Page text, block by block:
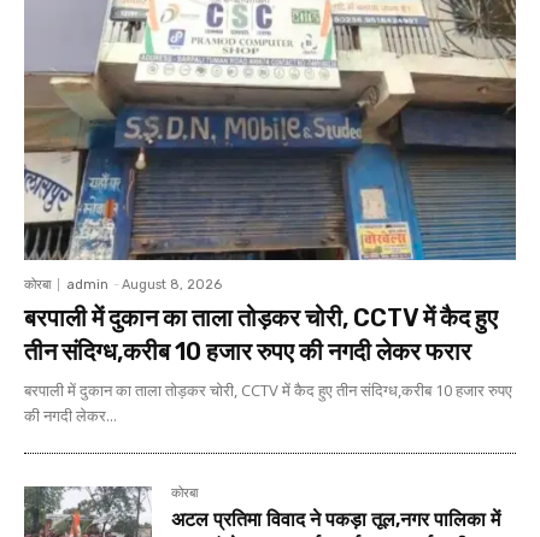
कोरबा admin - August 8, 2026
बरपाली में दुकान का ताला तोड़कर चोरी, CCTV में कैद हुए
तीन संदिग्ध,करीब 10 हजार रुपए की नगदी लेकर फरार
बरपाली में दुकान का ताला तोड़कर चोरी, CCTV में कैद हुए तीन संदिग्ध,करीब 10 हजार रुपए
की नगदी लेकर...
कोरबा
अटल प्रतिमा विवाद ने पकड़ा तूल,नगर पालिका में